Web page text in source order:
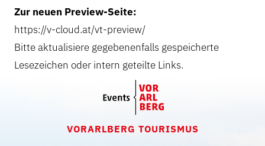
Zur neuen Preview-Seite:
https://v-cloud.at/vt-preview/
Bitte aktualisiere gegebenenfalls gespeicherte
Lesezeichen oder intern geteilte Links.
VORARLBERG TOURISMUS